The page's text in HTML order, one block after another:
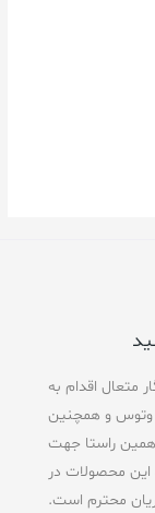
متعال اقدام به
وتوس و همچنین
همین راستا جهت
این محصولات در
محترم است.